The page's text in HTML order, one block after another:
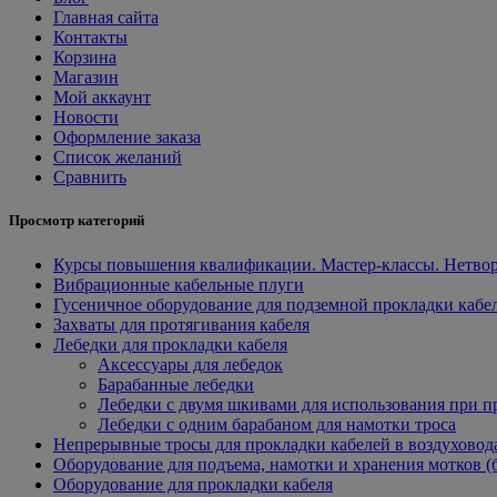
Главная сайта
Контакты
Корзина
Магазин
Мой аккаунт
Новости
Оформление заказа
Список желаний
Сравнить
Просмотр категорий
Курсы повышения квалификации. Мастер-классы.
Вибрационные кабельные плуги
Гусеничное оборудование для подземной прокладки
Захваты для протягивания кабеля
Лебедки для прокладки кабеля
Аксессуары для лебедок
Барабанные лебедки
Лебедки с двумя шкивами для использования при
Лебедки с одним барабаном для намотки троса
Непрерывные тросы для прокладки кабелей в
Оборудование для подъема, намотки и хранения мотков
Оборудование для прокладки кабеля